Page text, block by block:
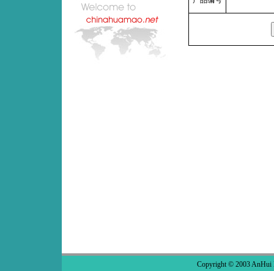
Copyright © 2003 AnHui